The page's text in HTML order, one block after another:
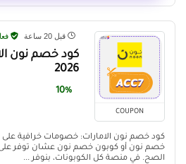
COUPON
قبل 20 ساعة
2026
10%
كود خصم نون الامارات: خصومات خرافية على
خصم نون أو كوبون خصم نون عشان توفر على
الصح. في منصة كل الكوبونات، بنوفر ...